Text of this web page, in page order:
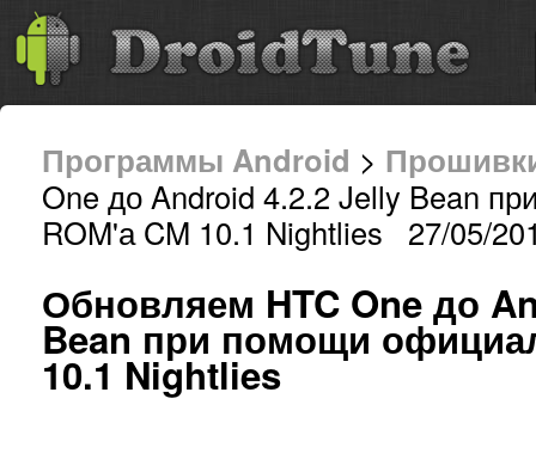
Программы Android >
One до Android 4.2.2 Jelly Bean
ROM'а CM 10.1 Nightlies 27/05/
Обновляем HTC One до
Bean при помощи
10.1 Nightlies